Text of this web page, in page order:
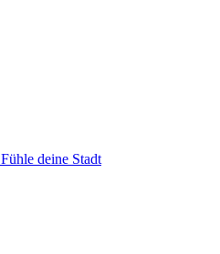
deine Stadt